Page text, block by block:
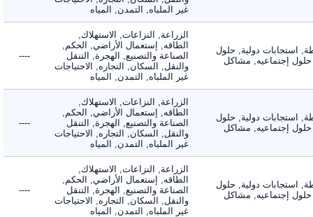
غير الملباه, التمدن, المياه
استجابات دولية, حلول
إجتماعيه, مشاكل
الزراعة, النزاعات, الاستهلاك,
الطاقه, إستعمال الأراضي, الحكم,
الصناعة والتصنيع, الهجرة, التنقل
والنقل, السكان, التجاره, الاحتياجات
غير الملباه, التمدن, المياه
----
استجابات دولية, حلول
إجتماعيه, مشاكل
الزراعة, النزاعات, الاستهلاك,
الطاقه, إستعمال الأراضي, الحكم,
الصناعة والتصنيع, الهجرة, التنقل
والنقل, السكان, التجاره, الاحتياجات
غير الملباه, التمدن, المياه
----
استجابات دولية, حلول
إجتماعيه, مشاكل
الزراعة, النزاعات, الاستهلاك,
الطاقه, إستعمال الأراضي, الحكم,
الصناعة والتصنيع, الهجرة, التنقل
والنقل, السكان, التجاره, الاحتياجات
غير الملباه, التمدن, المياه
----